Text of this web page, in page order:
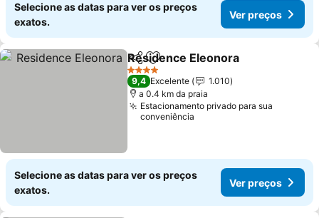
Selecione as datas para ver os preços
exatos.
Ver preços
PartilharAdicionar aos favoritos
Residence Eleonora
4 Estrelas
9,4 Excelente
1.010
a 0.4 km da praia
Estacionamento privado para sua
conveniência
Selecione as datas para ver os preços
exatos.
Ver preços